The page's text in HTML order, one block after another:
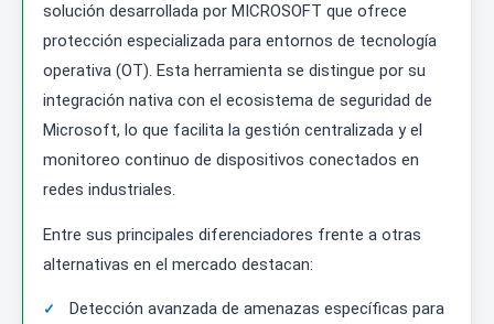
solución desarrollada por MICROSOFT que ofrece
protección especializada para entornos de tecnología
operativa (OT). Esta herramienta se distingue por su
integración nativa con el ecosistema de seguridad de
Microsoft, lo que facilita la gestión centralizada y el
monitoreo continuo de dispositivos conectados en
redes industriales.
Entre sus principales diferenciadores frente a otras
alternativas en el mercado destacan:
Detección avanzada de amenazas específicas para